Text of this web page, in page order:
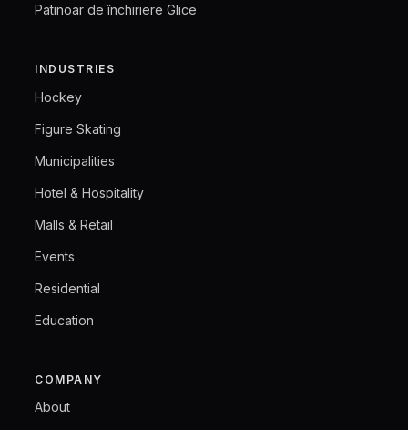
Patinoar de închiriere Glice
INDUSTRIES
Hockey
Figure Skating
Municipalities
Hotel & Hospitality
Malls & Retail
Events
Residential
Education
COMPANY
About